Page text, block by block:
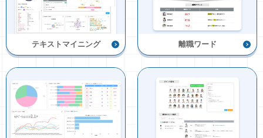
テキストマイニング 離職ワード